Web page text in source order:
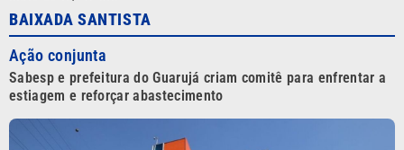
BAIXADA SANTISTA
Ação conjunta
Sabesp e prefeitura do Guarujá criam comitê para enfrentar a
estiagem e reforçar abastecimento